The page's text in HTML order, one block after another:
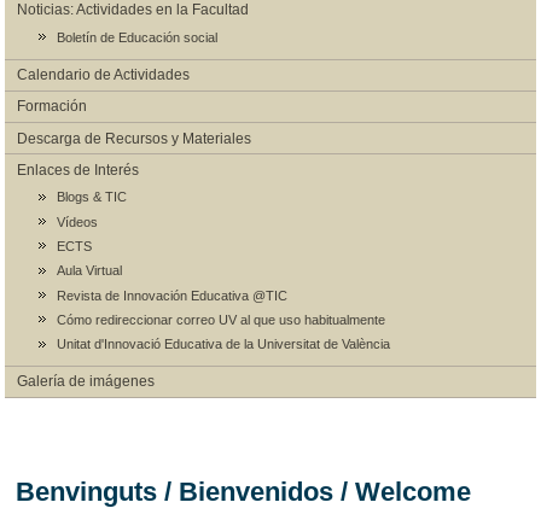
Noticias: Actividades en la Facultad
Boletín de Educación social
Calendario de Actividades
Formación
Descarga de Recursos y Materiales
Enlaces de Interés
Blogs & TIC
Vídeos
ECTS
Aula Virtual
Revista de Innovación Educativa @TIC
Cómo redireccionar correo UV al que uso habitualmente
Unitat d'Innovació Educativa de la Universitat de València
Galería de imágenes
Benvinguts / Bienvenidos / Welcome